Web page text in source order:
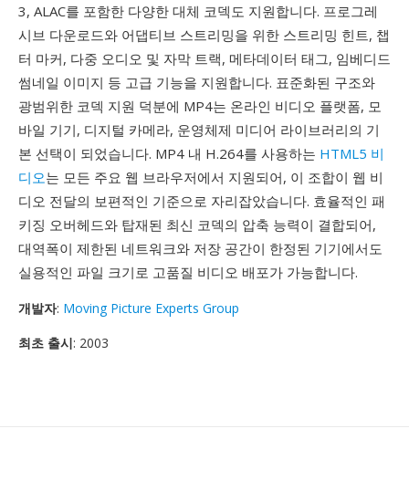
3, ALAC를 포함한 다양한 대체 코덱도 지원합니다. 프로그레
시브 다운로드와 어댑티브 스트리밍을 위한 스트리밍 힌트, 챕
터 마커, 다중 오디오 및 자막 트랙, 메타데이터 태그, 임베디드
썸네일 이미지 등 고급 기능을 지원합니다. 표준화된 구조와
광범위한 코덱 지원 덕분에 MP4는 온라인 비디오 플랫폼, 모
바일 기기, 디지털 카메라, 운영체제 미디어 라이브러리의 기
본 선택이 되었습니다. MP4 내 H.264를 사용하는 HTML5 비
디오는 모든 주요 웹 브라우저에서 지원되어, 이 조합이 웹 비
디오 전달의 보편적인 기준으로 자리잡았습니다. 효율적인 패
키징 오버헤드와 탑재된 최신 코덱의 압축 능력이 결합되어,
대역폭이 제한된 네트워크와 저장 공간이 한정된 기기에서도
실용적인 파일 크기로 고품질 비디오 배포가 가능합니다.
개발자: Moving Picture Experts Group
최초 출시: 2003